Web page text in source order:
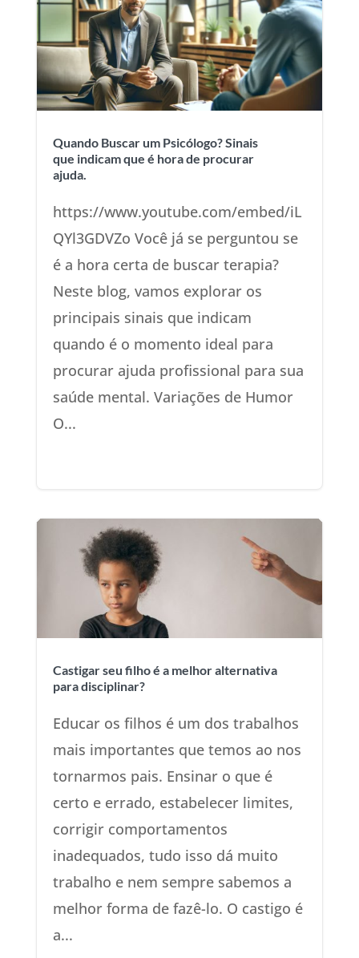
Quando Buscar um Psicólogo? Sinais
que indicam que é hora de procurar
ajuda.
https://www.youtube.com/embed/iL
QYl3GDVZo Você já se perguntou se
é a hora certa de buscar terapia?
Neste blog, vamos explorar os
principais sinais que indicam
quando é o momento ideal para
procurar ajuda profissional para sua
saúde mental. Variações de Humor
O...
Castigar seu filho é a melhor alternativa
para disciplinar?
Educar os filhos é um dos trabalhos
mais importantes que temos ao nos
tornarmos pais. Ensinar o que é
certo e errado, estabelecer limites,
corrigir comportamentos
inadequados, tudo isso dá muito
trabalho e nem sempre sabemos a
melhor forma de fazê-lo. O castigo é
a...